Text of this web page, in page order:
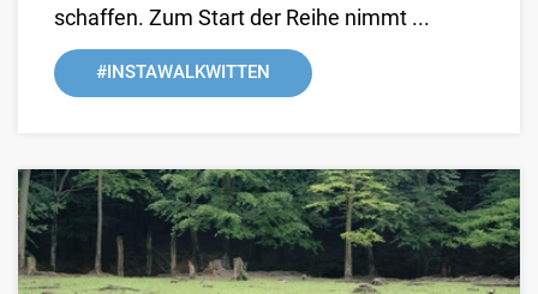
schaffen. Zum Start der Reihe nimmt ...
#INSTAWALKWITTEN